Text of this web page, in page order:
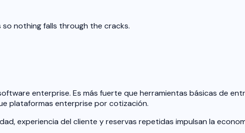
nothing falls through the cracks.
enterprise. Es más fuerte que herramientas básicas de
plataformas enterprise por cotización.
experiencia del cliente y reservas repetidas impulsan la